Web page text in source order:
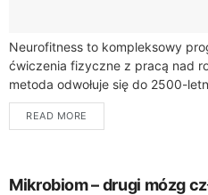
Neurofitness to kompleksowy
ćwiczenia fizyczne z pracą nad
metoda odwołuje się do 2500-
samokontrolą i uważnością, ale
READ MORE
Mikrobiom – drugi mózg